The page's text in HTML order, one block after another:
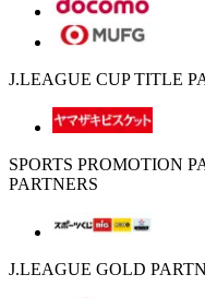
J.LEAGUE CUP TITLE
SPORTS PROMOTION
PARTNERS
J.LEAGUE GOLD